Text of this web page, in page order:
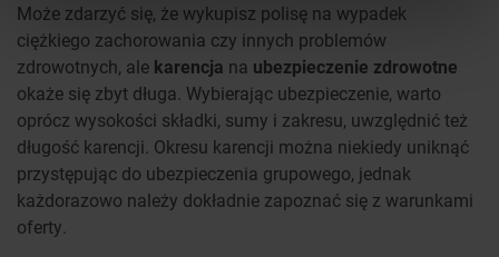
Może zdarzyć się, że wykupisz polisę na wypadek
ciężkiego zachorowania czy innych problemów
zdrowotnych, ale karencja na ubezpieczenie zdrowotne
okaże się zbyt długa. Wybierając ubezpieczenie, warto
oprócz wysokości składki, sumy i zakresu, uwzględnić też
długość karencji. Okresu karencji można niekiedy uniknąć
przystępując do ubezpieczenia grupowego, jednak
każdorazowo należy dokładnie zapoznać się z warunkami
oferty.